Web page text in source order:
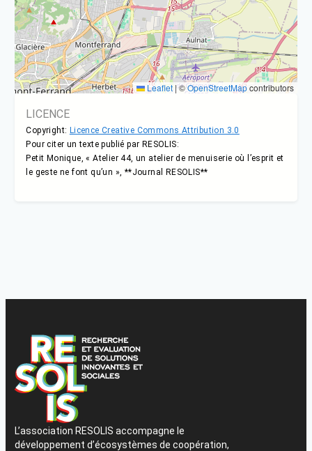
Leaflet |©OpenStreetMapcontributors
LICENCE
Copyright: Licence Creative Commons Attribution 3.0
Pour citer un texte publié par RESOLIS:
Petit Monique, « Atelier 44, un atelier de menuiserie où l’esprit et
le geste ne font qu’un », **Journal RESOLIS**
L’association RESOLIS accompagne le
développement d’écosystèmes de coopération,